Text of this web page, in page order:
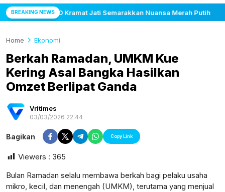
Terkalahkan
BREAKING NEWS
Nuansa Merah Putih BRI BO Sudirman Semanggi
Home Ekonomi
Berkah Ramadan, UMKM Kue
Kering Asal Bangka Hasilkan
Omzet Berlipat Ganda
Vritimes
03/03/2026 22:44
Bagikan Copy Link
Viewers : 365
Bulan Ramadan selalu membawa berkah bagi pelaku usaha
mikro, kecil, dan menengah (UMKM), terutama yang menjual